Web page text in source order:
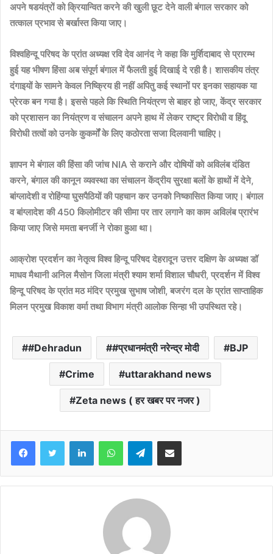
अपने षडयंत्रों को क्रियान्वित करने की खुली छूट देने वाली बंगाल सरकार को
तत्काल प्रभाव से बर्खास्त किया जाए।
विश्वहिन्दू परिषद के प्रांत अध्यक्ष रवि देव आनंद ने कहा कि मुर्शिदाबाद से प्रारम्भ
हुई यह भीषण हिंसा अब संपूर्ण बंगाल में फैलती हुई दिखाई दे रही है। शासकीय तंत्र
दंगाइयों के सामने केवल निष्क्रिय ही नहीं अपितु कई स्थानों पर इनका सहायक या
प्रेरक बन गया है। इससे पहले कि स्थिति नियंत्रण से बाहर हो जाए, केंद्र सरकार
को प्रशासन का नियंत्रण व संचालन अपने हाथ में लेकर राष्ट्र विरोधी व हिंदू
विरोधी तत्वों को उनके कुकर्मों के लिए कठोरता सजा दिलवानी चाहिए।
ज्ञापन मे बंगाल की हिंसा की जांच NIA से कराने और दोषियों को अविलंब दंडित
करने, बंगाल की कानून व्यवस्था का संचालन केंद्रीय सुरक्षा बलों के हाथों में देने,
बांग्लादेशी व रोहिंग्या घुसपैठियों की पहचान कर उनको निष्कासित किया जाए। बंगाल
व बांग्लादेश की 450 किलोमीटर की सीमा पर तार लगाने का काम अविलंब प्रारंभ
किया जाए जिसे ममता बनर्जी ने रोका हुआ था।
आक्रोश प्रदर्शन का नेतृत्व विश्व हिन्दू परिषद देहरादून उत्तर दक्षिण के अध्यक्ष डॉ
माधव मैथानी अनिल मैसोन जिला मंत्री श्याम शर्मा विशाल चौधरी, प्रदर्शन में विश्व
हिन्दू परिषद के प्रांत मठ मंदिर प्रमुख सुभाष जोशी, बजरंग दल के प्रांत साप्ताहिक
मिलन प्रमुख विकाश वर्मा तथा विभाग मंत्री आलोक सिन्हा भी उपस्थित रहे।
#Dehradun #प्रधानमंत्री नरेन्द्र मोदी BJP
Crime uttarakhand news
Zeta news ( हर खबर पर नजर )
Telegram